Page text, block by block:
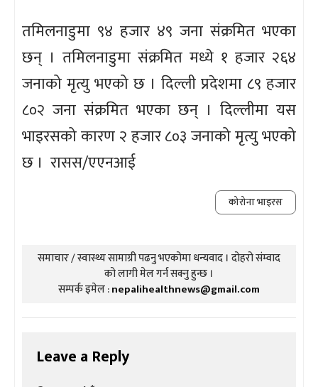
तमिलनाडुमा ९४ हजार ४९ जना संक्रमित भएका
छन् । तमिलनाडुमा संक्रमित मध्ये १ हजार २६४
जनाको मृत्यु भएको छ । दिल्ली प्रदेशमा ८९ हजार
८०२ जना संक्रमित भएका छन् । दिल्लीमा यस
भाइरसको कारण २ हजार ८०३ जनाको मृत्यु भएको
छ । रासस/एएनआई
कोरोना भाइरस
समाचार / स्वास्थ्य सामाग्री पढनु भएकोमा धन्यवाद । दोहरो संम्वाद
को लागी मेल गर्न सक्नु हुन्छ ।
सम्पर्क इमेल :nepalihealthnews@gmail.com
Leave a Reply